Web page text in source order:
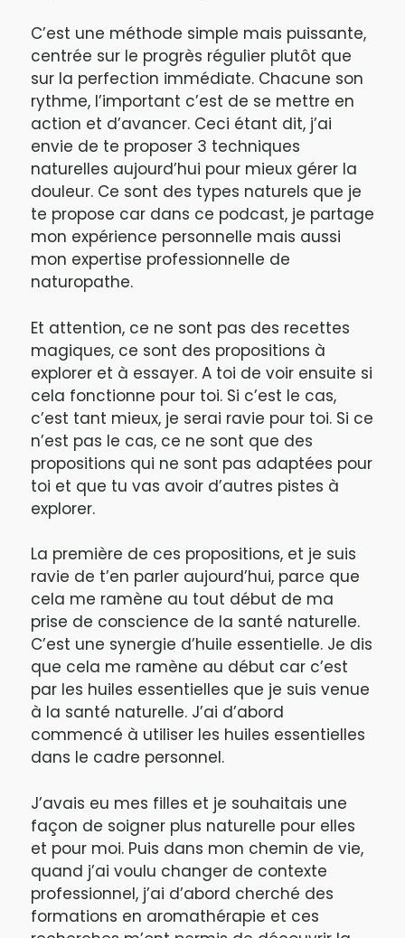
C’est une méthode simple mais puissante,
centrée sur le progrès régulier plutôt que
sur la perfection immédiate. Chacune son
rythme, l’important c’est de se mettre en
action et d’avancer. Ceci étant dit, j’ai
envie de te proposer 3 techniques
naturelles aujourd’hui pour mieux gérer la
douleur. Ce sont des types naturels que je
te propose car dans ce podcast, je partage
mon expérience personnelle mais aussi
mon expertise professionnelle de
naturopathe.
Et attention, ce ne sont pas des recettes
magiques, ce sont des propositions à
explorer et à essayer. A toi de voir ensuite si
cela fonctionne pour toi. Si c’est le cas,
c’est tant mieux, je serai ravie pour toi. Si ce
n’est pas le cas, ce ne sont que des
propositions qui ne sont pas adaptées pour
toi et que tu vas avoir d’autres pistes à
explorer.
La première de ces propositions, et je suis
ravie de t’en parler aujourd’hui, parce que
cela me ramène au tout début de ma
prise de conscience de la santé naturelle.
C’est une synergie d’huile essentielle. Je dis
que cela me ramène au début car c’est
par les huiles essentielles que je suis venue
à la santé naturelle. J’ai d’abord
commencé à utiliser les huiles essentielles
dans le cadre personnel.
J’avais eu mes filles et je souhaitais une
façon de soigner plus naturelle pour elles
et pour moi. Puis dans mon chemin de vie,
quand j’ai voulu changer de contexte
professionnel, j’ai d’abord cherché des
formations en aromathérapie et ces